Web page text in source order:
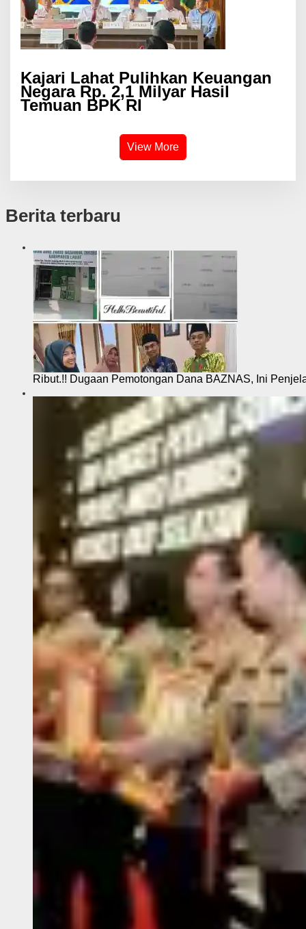
Kajari Lahat Pulihkan Keuangan
Negara Rp. 2,1 Milyar Hasil
Temuan BPK RI
View More
Berita terbaru
Ribut.!! Dugaan Pemotongan Dana BAZNAS, Ini